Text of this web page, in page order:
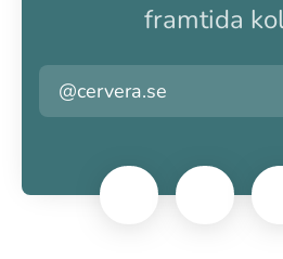
framtida
@cervera.se